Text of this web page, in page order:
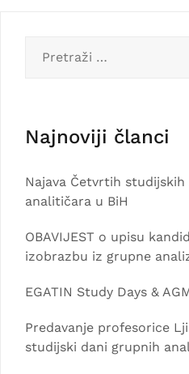
Najnoviji članci
Najava Četvrtih
analitičara u BiH
OBAVIJEST o upisu
izobrazbu iz grupne
EGATIN Study Days &
Predavanje profesorice
studijski dani grupnih